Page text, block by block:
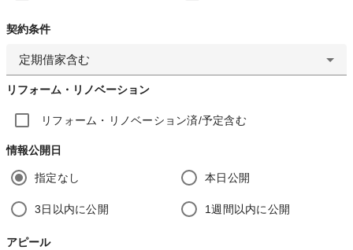
契約条件
定期借家含む
リフォーム・リノベーション
リフォーム・リノベーション済/予定含む
情報公開日
指定なし 本日公開
3日以内に公開 1週間以内に公開
アピール